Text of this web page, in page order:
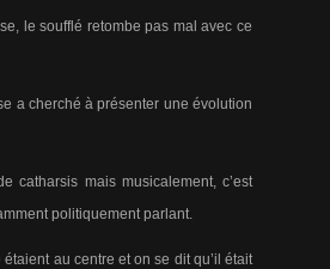
le soufflé retombe pas mal avec ce
a cherché à présenter une évolution
catharsis mais musicalement, c’est
politiquement parlant.
au centre et on se dit qu’il était